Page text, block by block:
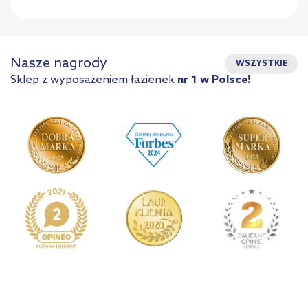
Nasze nagrody WSZYSTKIE
Sklep z wyposażeniem łazienek nr 1 w Polsce!